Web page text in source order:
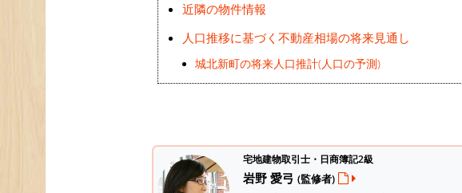
近隣の物件情報
人口推移に基づく不動産相場の将来見通し
城北新町の将来人口推計(人口の予測)
宅地建物取引士・日商簿記2級
岩野 愛弓 (監修者)